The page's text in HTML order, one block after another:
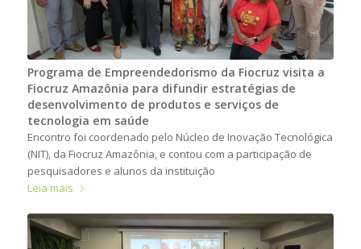
Programa de Empreendedorismo da Fiocruz visita a
Fiocruz Amazônia para difundir estratégias de
desenvolvimento de produtos e serviços de
tecnologia em saúde
Encontro foi coordenado pelo Núcleo de Inovação Tecnológica
(NIT), da Fiocruz Amazônia, e contou com a participação de
pesquisadores e alunos da instituição
Leia mais